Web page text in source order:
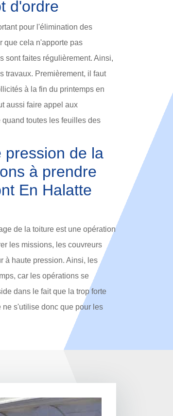
d'ordre
pour l'élimination des
que cela n'apporte pas
sont faites régulièrement. Ainsi,
travaux. Premièrement, il faut
à la fin du printemps en
aussi faire appel aux
toutes les feuilles des
pression de la
à prendre
En Halatte
de la toiture est une opération
les missions, les couvreurs
à haute pression. Ainsi, les
car les opérations se
dans le fait que la trop forte
s'utilise donc que pour les